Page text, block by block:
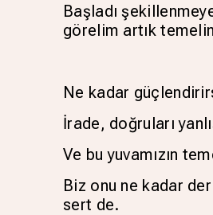
Başladı
görelim artık
Ne kadar
İrade, doğruları
Ve bu yuvamızın
Biz onu ne kadar
sert de.